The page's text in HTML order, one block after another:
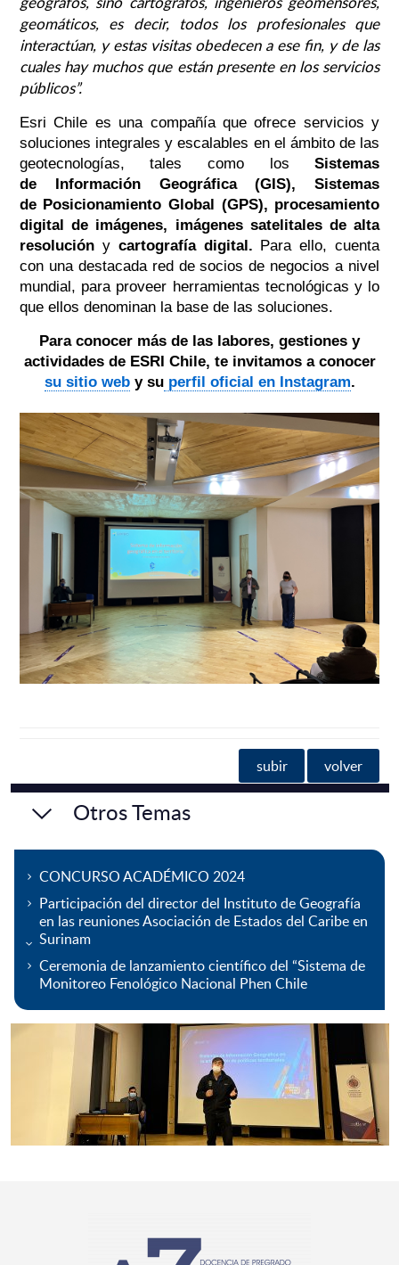
geomáticos, es decir, todos los profesionales que
interactúan, y estas visitas obedecen a ese fin, y de las
cuales hay muchos que están presente en los servicios
públicos”.
Esri Chile es una compañía que ofrece servicios y
soluciones integrales y escalables en el ámbito de las
geotecnologías, tales como losSistemas
de Información Geográfica (GIS), Sistemas
de Posicionamiento Global (GPS), procesamiento
digital de imágenes, imágenes satelitales de alta
resolución ycartografía digital. Para ello, cuenta
con una destacada red de socios de negocios a nivel
mundial, para proveer herramientas tecnológicas y lo
que ellos denominan la base de las soluciones.
Para conocer más de las labores, gestiones y
actividades de ESRI Chile, te invitamos a conocer
su sitio weby superfil oficial en Instagram.
subir volver
Otros Temas
CONCURSO ACADÉMICO 2024
Participación del director del Instituto de Geografía
en las reuniones Asociación de Estados del Caribe en
Surinam
Ceremonia de lanzamiento científico del “Sistema de
Monitoreo Fenológico Nacional Phen Chile